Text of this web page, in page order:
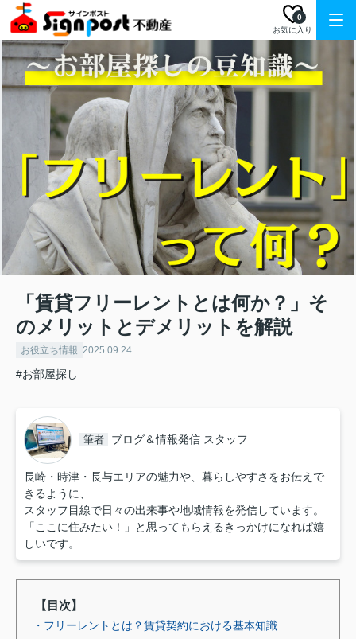
お気に入り
0
「賃貸フリーレントとは何か？」そ
のメリットとデメリットを解説
お役立ち情報 2025.09.24
#お部屋探し
筆者 ブログ＆情報発信 スタッフ
長崎・時津・長与エリアの魅力や、暮らしやすさをお伝えで
きるように、
スタッフ目線で日々の出来事や地域情報を発信しています。
「ここに住みたい！」と思ってもらえるきっかけになれば嬉
しいです。
【目次】
・フリーレントとは？賃貸契約における基本知識